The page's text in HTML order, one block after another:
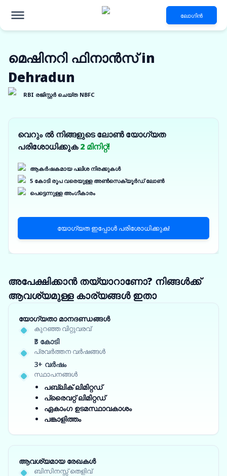
ലോഗിൻ
മെഷിനറി ഫിനാൻസ് in
Dehradun
RBI രജിസ്റ്റർ ചെയ്ത NBFC
വെറും ൽ നിങ്ങളുടെ ലോൺ യോഗ്യത
പരിശോധിക്കുക2 മിനിറ്റ്!
ആകർഷകമായ പലിശ നിരക്കുകൾ
5 കോടി രൂപ വരെയുള്ള അൺസെക്യൂർഡ് ലോൺ
പെട്ടെന്നുള്ള അംഗീകാരം
യോഗ്യത ഇപ്പോൾ പരിശോധിക്കുക!
അപേക്ഷിക്കാൻ തയ്യാറാണോ? നിങ്ങൾക്ക്
ആവശ്യമുള്ള കാര്യങ്ങൾ ഇതാ
യോഗ്യതാ മാനദണ്ഡങ്ങൾ
കുറഞ്ഞ വിറ്റുവരവ്
₹3 കോടി
പ്രവർത്തന വർഷങ്ങൾ
3+ വർഷം
സ്ഥാപനങ്ങൾ
പബ്ലിക് ലിമിറ്റഡ്
പ്രൈവറ്റ് ലിമിറ്റഡ്
ഏകാംഗ ഉടമസ്ഥാവകാശം
പങ്കാളിത്തം
ആവശ്യമായ രേഖകൾ
ബിസിനസ്സ് തെളിവ്